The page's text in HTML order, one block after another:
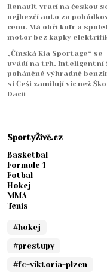
Renault vrací na českou
nejhezčí auto za
cenu. Má obří kufr a
motor bez kapky
„Čínská Kia Sportage“ se
uvádí na trh. Inteligentní
poháněné výhradně
si Češi zamilují víc než
Dacii
SportyŽivě.cz
Basketbal
Formule 1
Fotbal
Hokej
MMA
Tenis
#hokej
#prestupy
#fc-viktoria-plzen